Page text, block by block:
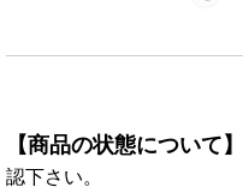
【商品の状態について】
認下さい。